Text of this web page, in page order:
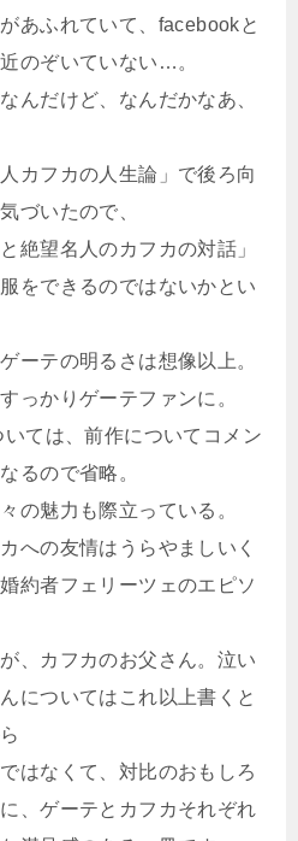
あふれていて、facebookと
のぞいていない…。
んだけど、なんだかなあ、
カフカの人生論」で後ろ向
づいたので、
絶望名人のカフカの対話」
をできるのではないかとい
ーテの明るさは想像以上。
っかりゲーテファンに。
ては、前作についてコメン
るので省略。
の魅力も際立っている。
への友情はうらやましいく
約者フェリーツェのエピソ
、カフカのお父さん。泣い
についてはこれ以上書くと
はなくて、対比のおもしろ
、ゲーテとカフカそれぞれ